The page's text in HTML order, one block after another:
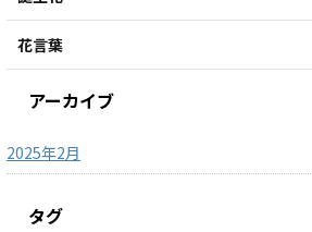
花言葉
アーカイブ
2025年2月
タグ